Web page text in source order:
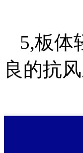
5,板体
良的抗